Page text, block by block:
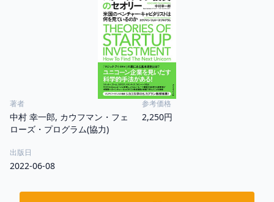
著者
中村 幸一郎, カウフマン・フェ
ローズ・プログラム(協力)
参考価格
2,250円
出版日
2022-06-08